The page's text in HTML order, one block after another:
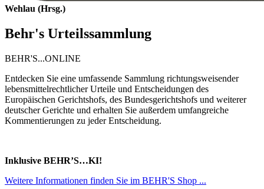
Wehlau (Hrsg.)
Behr's Urteilssammlung
BEHR'S...ONLINE
Entdecken Sie eine umfassende Sammlung richtungsweisender
lebensmittelrechtlicher Urteile und Entscheidungen des
Europäischen Gerichtshofs, des Bundesgerichtshofs und weiterer
deutscher Gerichte und erhalten Sie außerdem umfangreiche
Kommentierungen zu jeder Entscheidung.
Inklusive BEHR’S…KI!
Weitere Informationen finden Sie im BEHR'S Shop ...